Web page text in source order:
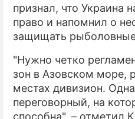
признал, что Украина
право и напомнил о
защищать
"Нужно четко
зон в Азовском море,
местах дивизион.
переговорный, на
способна", – отметил